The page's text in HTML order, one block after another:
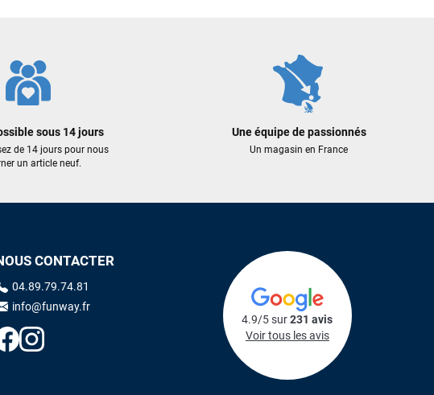
sous 14 jours
de 14 jours pour nous
un article neuf.
Une équipe de passionnés
Un magasin en France
CONTACTER
04.89.79.74.81
info@funway.fr
4.9/5 sur231 avis
Voir tous les avis
m'ont
conseil
severne